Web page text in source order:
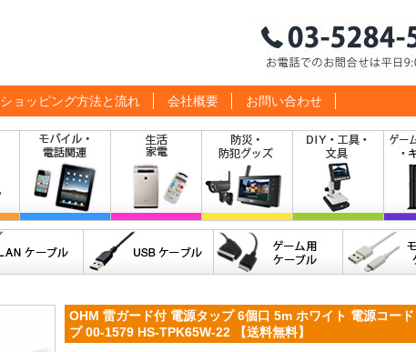
ショッピング方法と流れ 会社概要 お問い合わせ
OHM 雷ガード付 電源タップ 6個口 5m ホワイト 電源コー
プ 00-1579 HS-TPK65W-22 【送料無料】